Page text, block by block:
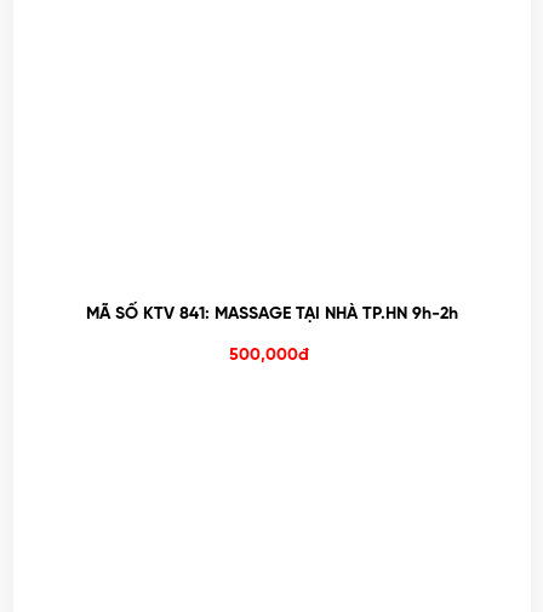
MÃ SỐ KTV 841: MASSAGE TẠI NHÀ TP.HN 9h-2h
500,000đ